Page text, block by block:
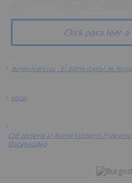
Click para leer
> BurgosNoticias - El diario digital de
> Local
>
CSIF reclama al Nuevo Gobierno
Discapacidad